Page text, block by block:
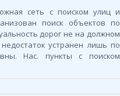
сеть с поиском улиц и
поиск объектов по
дорог не на должном
устранен лишь по
Нас. пункты с поиском